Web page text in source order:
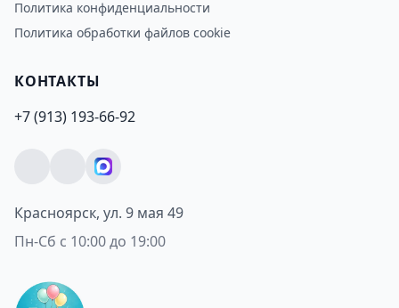
Политика конфиденциальности
Политика обработки файлов cookie
КОНТАКТЫ
+7 (913) 193-66-92
Красноярск, ул. 9 мая 49
Пн-Сб с 10:00 до 19:00